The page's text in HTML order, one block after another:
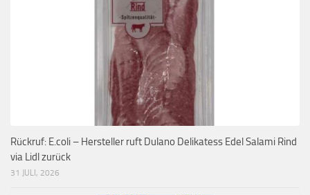
Rückruf: E.coli – Hersteller ruft Dulano Delikatess Edel Salami Rind
via Lidl zurück
31 JULI, 2026